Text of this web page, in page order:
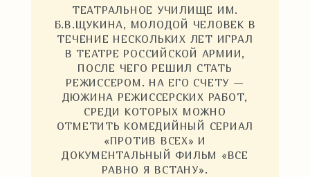
ТЕАТРАЛЬНОЕ УЧИЛИЩЕ ИМ.
Б.В.ЩУКИНА, МОЛОДОЙ ЧЕЛОВЕК В
ТЕЧЕНИЕ НЕСКОЛЬКИХ ЛЕТ ИГРАЛ
В ТЕАТРЕ РОССИЙСКОЙ АРМИИ,
ПОСЛЕ ЧЕГО РЕШИЛ СТАТЬ
РЕЖИССЕРОМ. НА ЕГО СЧЕТУ —
ДЮЖИНА РЕЖИССЕРСКИХ РАБОТ,
СРЕДИ КОТОРЫХ МОЖНО
ОТМЕТИТЬ КОМЕДИЙНЫЙ СЕРИАЛ
«ПРОТИВ ВСЕХ» И
ДОКУМЕНТАЛЬНЫЙ ФИЛЬМ «ВСЕ
РАВНО Я ВСТАНУ».